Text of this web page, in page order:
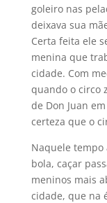
goleiro nas
deixava sua
Certa feita ele
menina que
cidade. Com
quando o circo
de Don Juan
certeza que o
Naquele tempo
bola, caçar
meninos mais
cidade, que na